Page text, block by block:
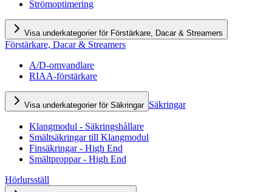
Strömoptimering
Visa underkategorier för Förstärkare, Dacar & Streamers
Förstärkare, Dacar & Streamers
A/D-omvandlare
RIAA-förstärkare
Visa underkategorier för Säkringar Säkringar
Klangmodul - Säkringshållare
Smältsäkringar till Klangmodul
Finsäkringar - High End
Smältproppar - High End
Hörlursställ